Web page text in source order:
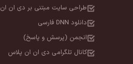
طراحی سایت مبتنی بر دی ان ان
دانلود DNN فارسی
انجمن (پرسش و پاسخ)
کانال تلگرامی دی ان ان پلاس